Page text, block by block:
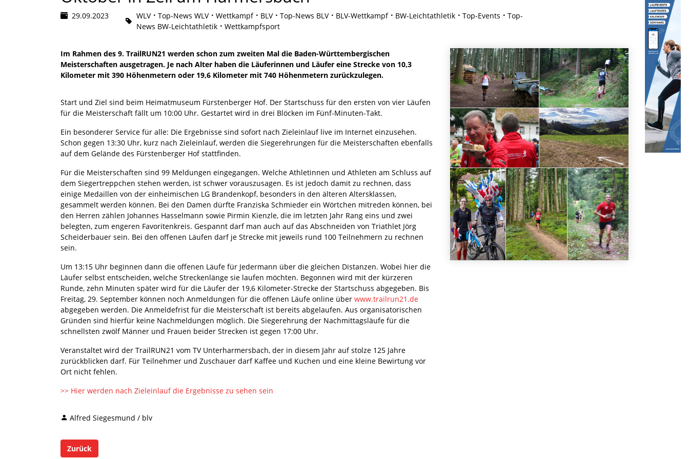
29.09.2023 WLV Top-News WLV Wettkampf BLV Top-News BLV BLV-Wettkampf BW-Leichtathletik Top-Events
Top-
News BW-Leichtathletik
Wettkampfsport
Im Rahmen des 9. TrailRUN21 werden schon zum zweiten Mal die Baden-Württembergischen
Meisterschaften ausgetragen. Je nach Alter haben die Läuferinnen und Läufer eine Strecke von 10,3
Kilometer mit 390 Höhenmetern oder 19,6 Kilometer mit 740 Höhenmetern zurückzulegen.
Start und Ziel sind beim Heimatmuseum Fürstenberger Hof. Der Startschuss für den ersten von vier Läufen
für die Meisterschaft fällt um 10:00 Uhr. Gestartet wird in drei Blöcken im Fünf-Minuten-Takt.
Ein besonderer Service für alle: Die Ergebnisse sind sofort nach Zieleinlauf live im Internet einzusehen.
Schon gegen 13:30 Uhr, kurz nach Zieleinlauf, werden die Siegerehrungen für die Meisterschaften ebenfalls
auf dem Gelände des Fürstenberger Hof stattfinden.
Für die Meisterschaften sind 99 Meldungen eingegangen. Welche Athletinnen und Athleten am Schluss auf
dem Siegertreppchen stehen werden, ist schwer vorauszusagen. Es ist jedoch damit zu rechnen, dass
einige Medaillen von der einheimischen LG Brandenkopf, besonders in den älteren Altersklassen,
gesammelt werden können. Bei den Damen dürfte Franziska Schmieder ein Wörtchen mitreden können, bei
den Herren zählen Johannes Hasselmann sowie Pirmin Kienzle, die im letzten Jahr Rang eins und zwei
belegten, zum engeren Favoritenkreis. Gespannt darf man auch auf das Abschneiden von Triathlet Jörg
Scheiderbauer sein. Bei den offenen Läufen darf je Strecke mit jeweils rund 100 Teilnehmern zu rechnen
sein.
Um 13:15 Uhr beginnen dann die offenen Läufe für Jedermann über die gleichen Distanzen. Wobei hier die
Läufer selbst entscheiden, welche Streckenlänge sie laufen möchten. Begonnen wird mit der kürzeren
Runde, zehn Minuten später wird für die Läufer der 19,6 Kilometer-Strecke der Startschuss abgegeben. Bis
Freitag, 29. September können noch Anmeldungen für die offenen Läufe online über www.trailrun21.de
abgegeben werden. Die Anmeldefrist für die Meisterschaft ist bereits abgelaufen. Aus organisatorischen
Gründen sind hierfür keine Nachmeldungen möglich. Die Siegerehrung der Nachmittagsläufe für die
schnellsten zwölf Männer und Frauen beider Strecken ist gegen 17:00 Uhr.
Veranstaltet wird der TrailRUN21 vom TV Unterharmersbach, der in diesem Jahr auf stolze 125 Jahre
zurückblicken darf. Für Teilnehmer und Zuschauer darf Kaffee und Kuchen und eine kleine Bewirtung vor
Ort nicht fehlen.
>> Hier werden nach Zieleinlauf die Ergebnisse zu sehen sein
Alfred Siegesmund / blv
Zurück